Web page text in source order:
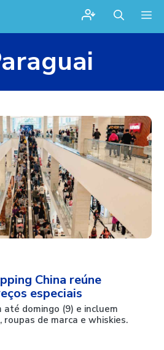
China reúne
especiais
domingo (9) e incluem
de marca e whiskies.